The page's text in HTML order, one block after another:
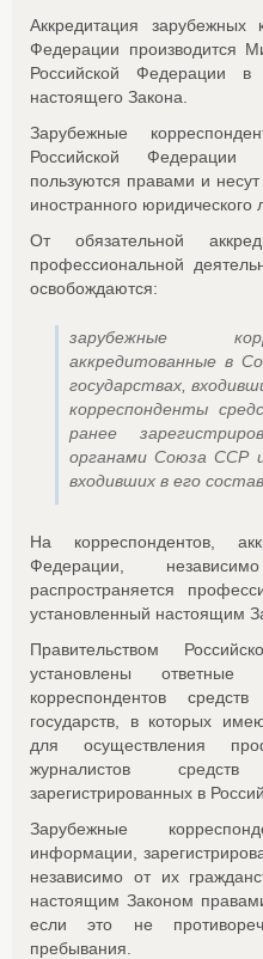
Аккредитация зарубежных
Федерации производится
Российской Федерации в
настоящего Закона.
Зарубежные
Российской Федерации
пользуются правами и
иностранного юридического
От обязательной
профессиональной
освобождаются:
зарубежные
аккредитованные в
государствах,
корреспонденты
ранее
органами Союза ССР
входивших в его состав.
На корреспондентов,
Федерации,
распространяется
установленный настоящим
Правительством
установлены
корреспондентов
государств, в которых
для осуществления
журналистов
зарегистрированных в
Зарубежные
информации,
независимо от их
настоящим Законом
если это не
пребывания.